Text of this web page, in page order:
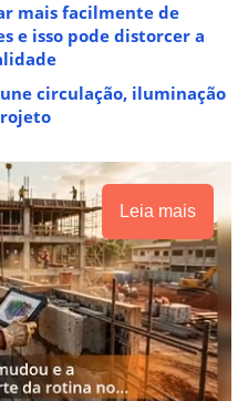
mais facilmente de
e isso pode distorcer a
circulação, iluminação
Leia mais